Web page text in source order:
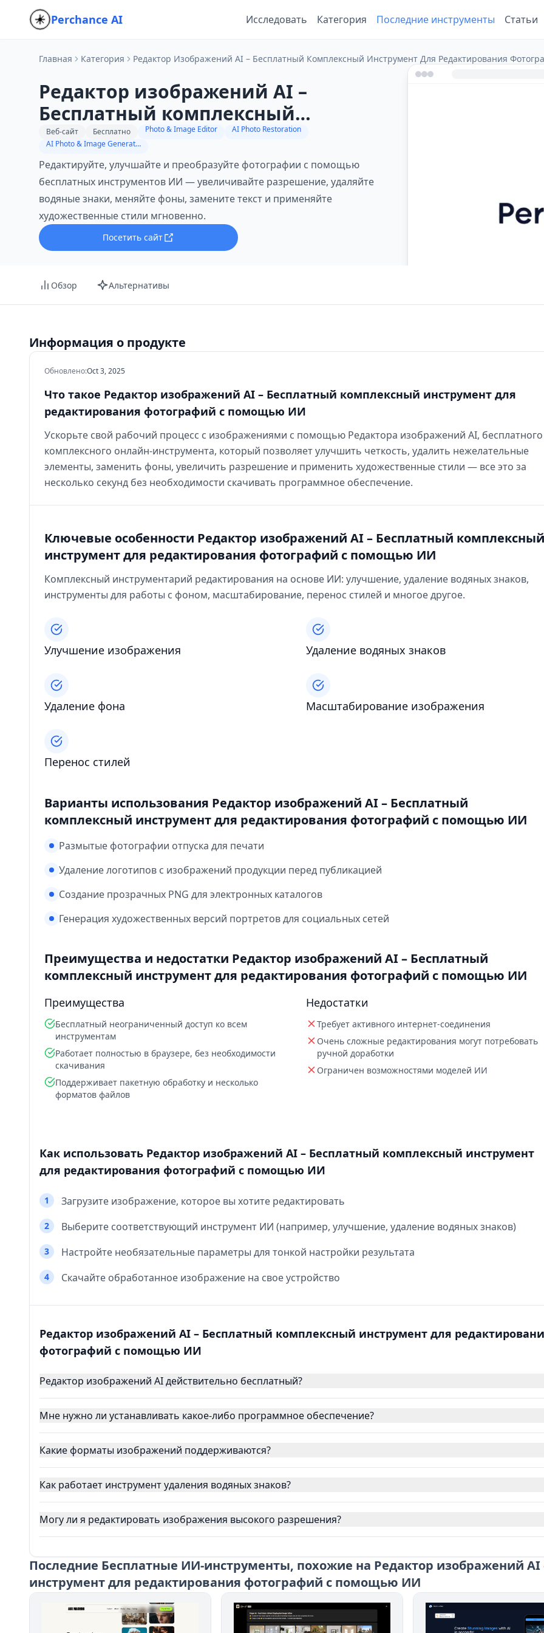
Perchance AI Исследовать Категория Последние инструменты Статьи
Главная Категория Редактор Изображений AI – Бесплатный Комплексный Инструмент Для Редактирования
Редактор изображений AI –
Бесплатный комплексный
инструмент для редактирования
фотографий с помощью ИИ
Веб-сайт Бесплатно Photo & Image Editor
AI Photo Restoration
AI Photo & Image Generator
Редактируйте, улучшайте и преобразуйте фотографии с помощью
бесплатных инструментов ИИ — увеличивайте разрешение, удаляйте
водяные знаки, меняйте фоны, замените текст и применяйте
художественные стили мгновенно.
Посетить сайт
Обзор Альтернативы
Информация о продукте
Обновлено:Oct 3, 2025
Что такое Редактор изображений AI – Бесплатный комплексный инструмент для
редактирования фотографий с помощью ИИ
Ускорьте свой рабочий процесс с изображениями с помощью Редактора изображений AI, бесплатного
комплексного онлайн-инструмента, который позволяет улучшить четкость, удалить нежелательные
элементы, заменить фоны, увеличить разрешение и применить художественные стили — все это за
несколько секунд без необходимости скачивать программное обеспечение.
Ключевые особенности Редактор изображений AI – Бесплатный комплексный
инструмент для редактирования фотографий с помощью ИИ
Комплексный инструментарий редактирования на основе ИИ: улучшение, удаление водяных знаков,
инструменты для работы с фоном, масштабирование, перенос стилей и многое другое.
Улучшение изображения Удаление водяных знаков
Удаление фона Масштабирование изображения
Перенос стилей
Варианты использования Редактор изображений AI – Бесплатный
комплексный инструмент для редактирования фотографий с помощью ИИ
Размытые фотографии отпуска для печати
Удаление логотипов с изображений продукции перед публикацией
Создание прозрачных PNG для электронных каталогов
Генерация художественных версий портретов для социальных сетей
Преимущества и недостатки Редактор изображений AI – Бесплатный
комплексный инструмент для редактирования фотографий с помощью ИИ
Преимущества
Бесплатный неограниченный доступ ко всем
инструментам
Работает полностью в браузере, без необходимости
скачивания
Поддерживает пакетную обработку и несколько
форматов файлов
Недостатки
Требует активного интернет-соединения
Очень сложные редактирования могут потребовать
ручной доработки
Ограничен возможностями моделей ИИ
Как использовать Редактор изображений AI – Бесплатный комплексный инструмент
для редактирования фотографий с помощью ИИ
1 Загрузите изображение, которое вы хотите редактировать
2 Выберите соответствующий инструмент ИИ (например, улучшение, удаление водяных знаков)
3 Настройте необязательные параметры для тонкой настройки результата
4 Скачайте обработанное изображение на свое устройство
Редактор изображений AI – Бесплатный комплексный инструмент для
фотографий с помощью ИИ
Редактор изображений AI действительно бесплатный?
Мне нужно ли устанавливать какое-либо программное обеспечение?
Какие форматы изображений поддерживаются?
Как работает инструмент удаления водяных знаков?
Могу ли я редактировать изображения высокого разрешения?
Последние Бесплатные ИИ-инструменты, похожие на Редактор изображений
инструмент для редактирования фотографий с помощью ИИ